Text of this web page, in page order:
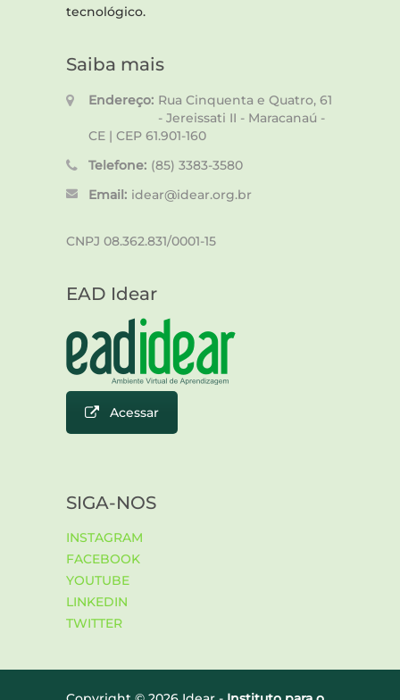
tecnológico.
Saiba mais
Endereço: Rua Cinquenta e Quatro, 61
- Jereissati II - Maracanaú -
CE | CEP 61.901-160
Telefone: (85) 3383-3580
Email: idear@idear.org.br
CNPJ 08.362.831/0001-15
EAD Idear
Acessar
SIGA-NOS
INSTAGRAM
FACEBOOK
YOUTUBE
LINKEDIN
TWITTER